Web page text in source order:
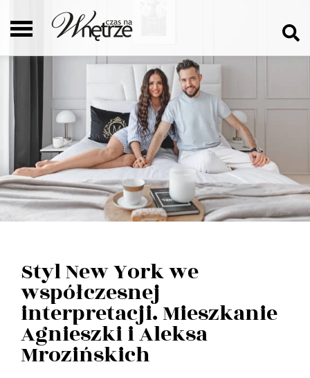
Styl New York we
współczesnej
interpretacji. Mieszkanie
Agnieszki i Aleksa
Mrozińskich